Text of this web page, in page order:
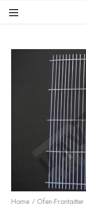
Home / Ofen-Frontgitter